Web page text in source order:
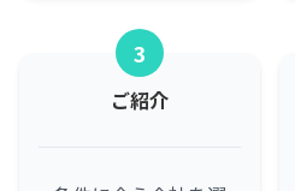
3
ご紹介